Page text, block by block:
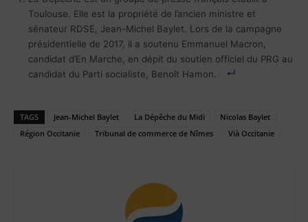
Toulouse. Elle est la propriété de l’ancien ministre et
sénateur RDSE, Jean-Michel Baylet. Lors de la campagne
présidentielle de 2017, il a soutenu Emmanuel Macron,
candidat d’En Marche, en dépit du soutien officiel du PRG au
candidat du Parti socialiste, Benoît Hamon.
TAGS Jean-Michel Baylet La Dépêche du Midi
Nicolas Baylet
Région Occitanie
Tribunal de commerce de Nîmes Vià Occitanie